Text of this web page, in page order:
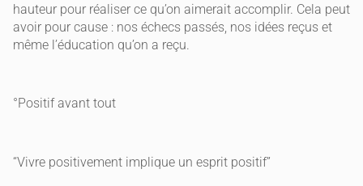
hauteur pour réaliser ce qu’on aimerait accomplir. Cela peut
avoir pour cause : nos échecs passés, nos idées reçus et
même l’éducation qu’on a reçu.
°Positif avant tout
“Vivre positivement implique un esprit positif”